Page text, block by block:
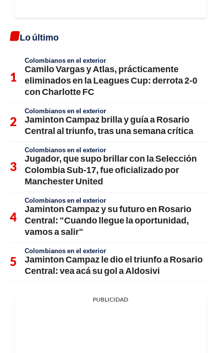
Lo último
Colombianos en el exterior
Camilo Vargas y Atlas, prácticamente
eliminados en la Leagues Cup: derrota 2-0
con Charlotte FC
Colombianos en el exterior
Jaminton Campaz brilla y guía a Rosario
Central al triunfo, tras una semana crítica
Colombianos en el exterior
Jugador, que supo brillar con la Selección
Colombia Sub-17, fue oficializado por
Manchester United
Colombianos en el exterior
Jaminton Campaz y su futuro en Rosario
Central: "Cuando llegue la oportunidad,
vamos a salir"
Colombianos en el exterior
Jaminton Campaz le dio el triunfo a Rosario
Central: vea acá su gol a Aldosivi
PUBLICIDAD